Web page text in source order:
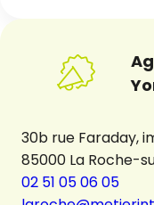
30b rue Faraday,
85000 La Roche-
02 51 05 06 05